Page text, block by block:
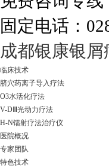
走进成都：满足您的治愈需求
固定电话：
成都银康银
临床技术
脐穴药离子导入疗法
O3水活化疗法
V-DⅢ光动力疗法
H-N镭射疗法治疗仪
医院概况
专家团队
特色技术